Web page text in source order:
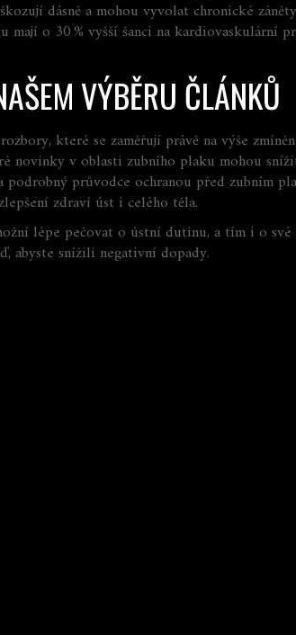
dásně a mohou vyvolat chronické
o 30 % vyšší šanci na kardiovaskulární
VÝBĚRU ČLÁNKŮ
které se zaměřují právě na výše
novinky v oblasti zubního plaku mohou
průvodce ochranou před zubním
zdraví úst i celého těla.
lépe pečovat o ústní dutinu, a tím i o
abyste snížili negativní dopady.